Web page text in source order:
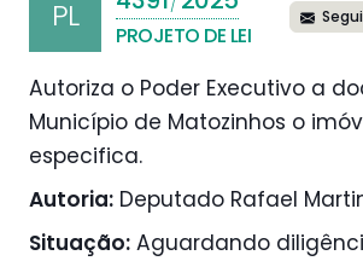
PL
PROJETO DE LEI
Autoriza o Poder Executivo a
Município de Matozinhos o
especifica.
Autoria: Deputado Rafael
Situação: Aguardando